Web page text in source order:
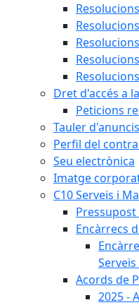
Dret d'accés a
Peticions
Tauler d'anuncis
Perfil del
Seu electrònica
Imatge
C10 Serveis i
Encàrrecs
Acords de
2025 -